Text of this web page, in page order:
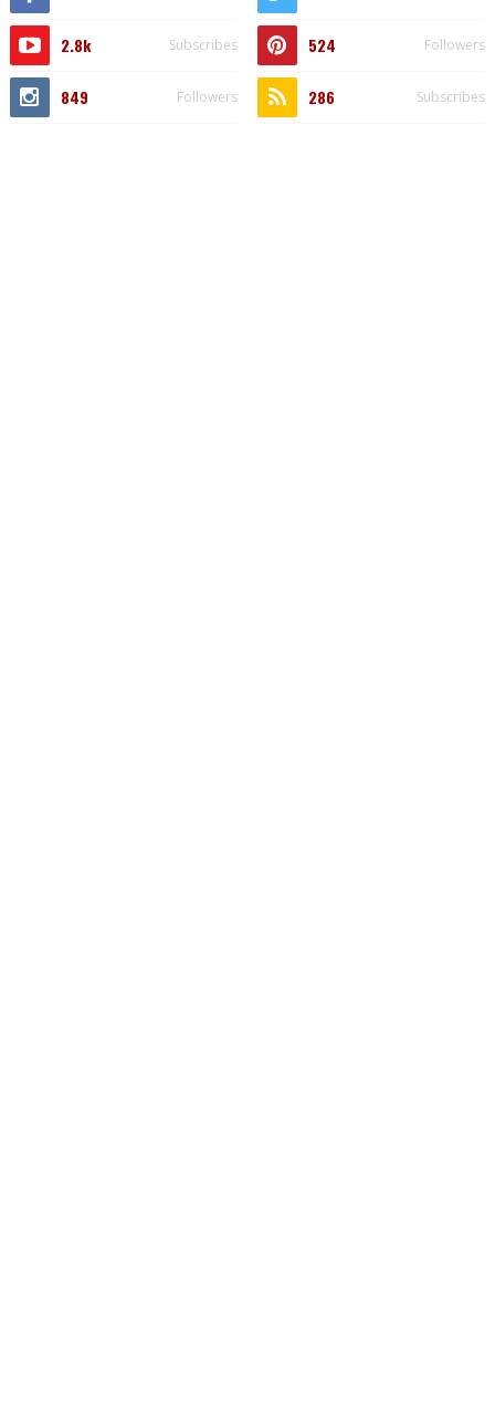
2.8k Subscribes 524 Followers
849 Followers 286 Subscribes